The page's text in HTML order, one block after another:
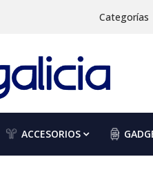
Categorías
ACCESORIOS